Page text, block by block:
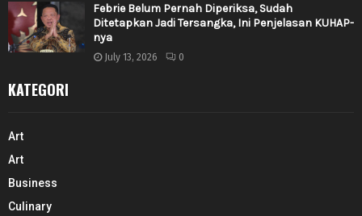
Febrie Belum Pernah Diperiksa, Sudah
Ditetapkan Jadi Tersangka, Ini Penjelasan KUHAP-
nya
July 13, 2026 0
KATEGORI
Art
Art
Business
Culinary